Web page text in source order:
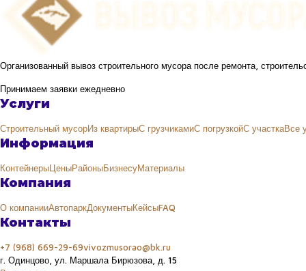
Организованный вывоз строительного мусора после ремонта,
Принимаем заявки ежедневно
Услуги
Строительный мусорИз квартирыС грузчикамиС погрузкойС участкаВсе
Информация
КонтейнерыЦеныРайоныБизнесуМатериалы
Компания
О компанииАвтопаркДокументыКейсыFAQ
Контакты
+7 (968) 669-29-69vivozmusorao@bk.ru
г. Одинцово, ул. Маршала Бирюзова, д. 15